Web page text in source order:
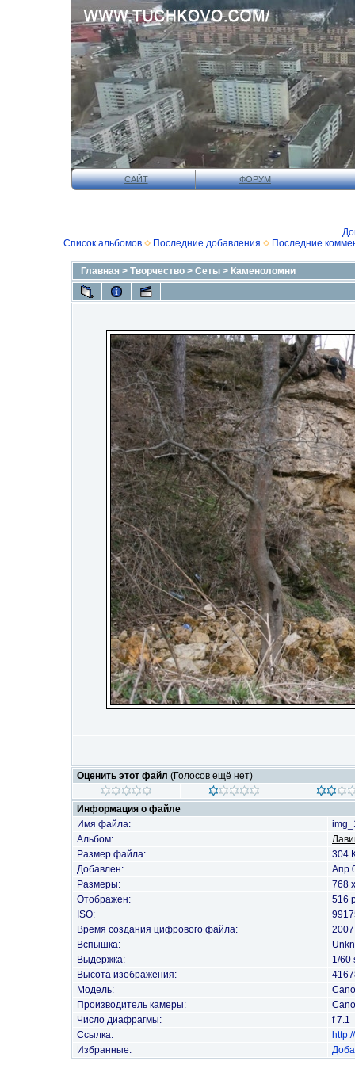
САЙТ ФОРУМ
Список альбомов
Последние добавления Последние
Главная > Творчество > Сеты > Каменоломни
Оценить этот файл (Голосов ещё нет)
Информация о файле
Имя файла:
Альбом:
Размер файла:
304
Добавлен:
Апр
Размеры:
768
Отображен:
516
ISO:
Время создания цифрового файла:
Вспышка:
Выдержка:
1/60
Высота изображения:
Модель:
Производитель камеры:
Число диафрагмы:
f 7.1
Ссылка:
Избранные: